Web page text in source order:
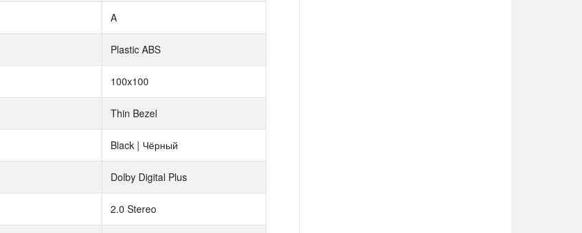
A
Plastic ABS
100x100
Thin Bezel
Black | Чёрный
Dolby Digital Plus
2.0 Stereo